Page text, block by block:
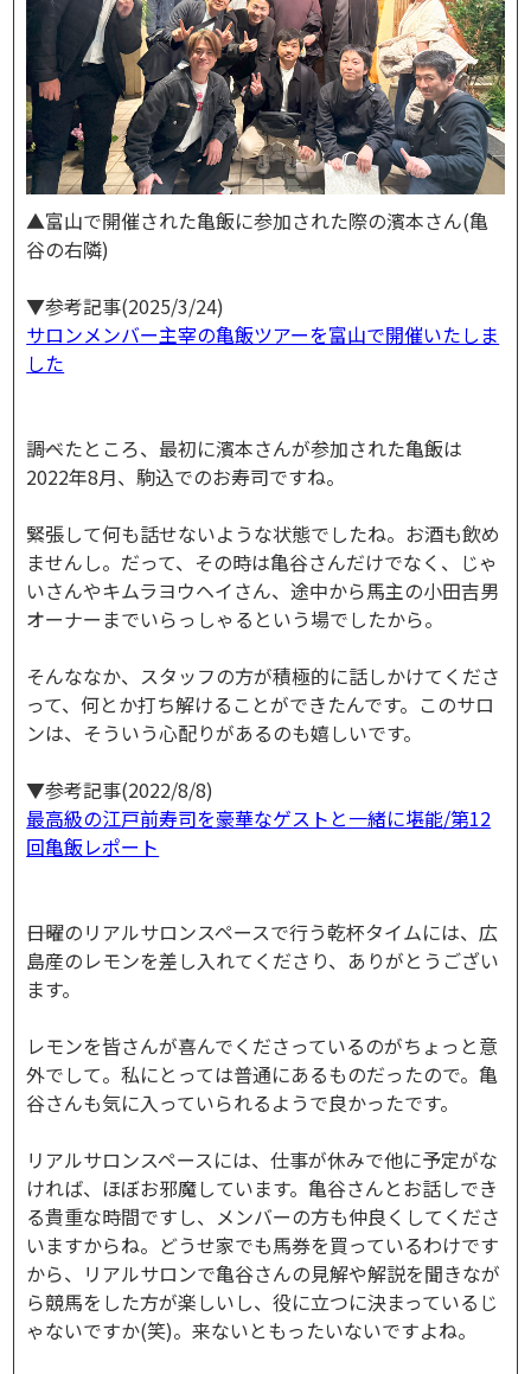
▲富山で開催された亀飯に参加された際の濱本さん(亀
谷の右隣)
▼参考記事(2025/3/24)
​サロンメンバー主宰の亀飯ツアーを富山で開催いたしま
した
――調べたところ、最初に濱本さんが参加された亀飯は
2022年8月、駒込でのお寿司ですね。
緊張して何も話せないような状態でしたね。お酒も飲め
ませんし。だって、その時は亀谷さんだけでなく、じゃ
いさんやキムラヨウヘイさん、途中から馬主の小田吉男
オーナーまでいらっしゃるという場でしたから。
そんななか、スタッフの方が積極的に話しかけてくださ
って、何とか打ち解けることができたんです。このサロ
ンは、そういう心配りがあるのも嬉しいです。
▼参考記事(2022/8/8)
最高級の江戸前寿司を豪華なゲストと一緒に堪能/第12
回亀飯レポート
――日曜のリアルサロンスペースで行う乾杯タイムには、広
島産のレモンを差し入れてくださり、ありがとうござい
ます。
レモンを皆さんが喜んでくださっているのがちょっと意
外でして。私にとっては普通にあるものだったので。亀
谷さんも気に入っていられるようで良かったです。
リアルサロンスペースには、仕事が休みで他に予定がな
ければ、ほぼお邪魔しています。亀谷さんとお話しでき
る貴重な時間ですし、メンバーの方も仲良くしてくださ
いますからね。どうせ家でも馬券を買っているわけです
から、リアルサロンで亀谷さんの見解や解説を聞きなが
ら競馬をした方が楽しいし、役に立つに決まっているじ
ゃないですか(笑)。来ないともったいないですよね。